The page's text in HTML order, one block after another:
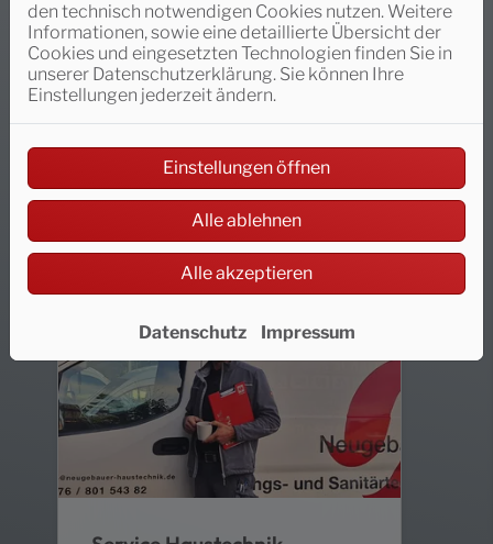
Wasser / Trinkwasser
Sie wollen sicher sein, dass Ihr
Trinkwasser immer sauber ist
oder möchten Ihren
Wasserverbrauch optimieren?
Dann sprechen Sie mit
Neugebauer Haustechnik .
Weiterlesen
den technisch notwendigen Cookies nutzen. Weitere
Informationen, sowie eine detaillierte Übersicht der
Cookies und eingesetzten Technologien finden Sie in
unserer Datenschutzerklärung. Sie können Ihre
Einstellungen jederzeit ändern.
Einstellungen öffnen
Alle ablehnen
Alle akzeptieren
Datenschutz Impressum